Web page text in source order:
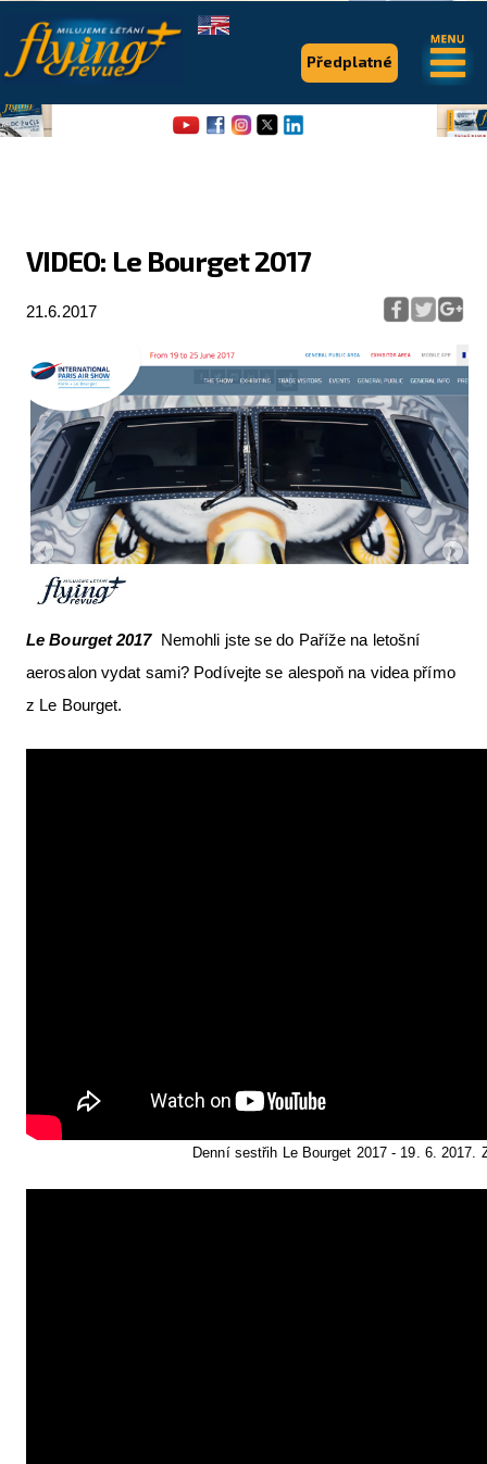
VIDEO: Le Bourget 2017
21.6.2017
Le Bourget 2017Nemohli jste se do Paříže na letošní
aerosalon vydat sami? Podívejte se alespoň na videa přímo
z Le Bourget.
Denní sestřih Le Bourget 2017 - 19. 6. 2017.
Předplatné
.
Expedice
Pro piloty
Série & speciály
Letecká videa
Aktuální FR + archiv
VFR Communication app
The SAFE Guide app